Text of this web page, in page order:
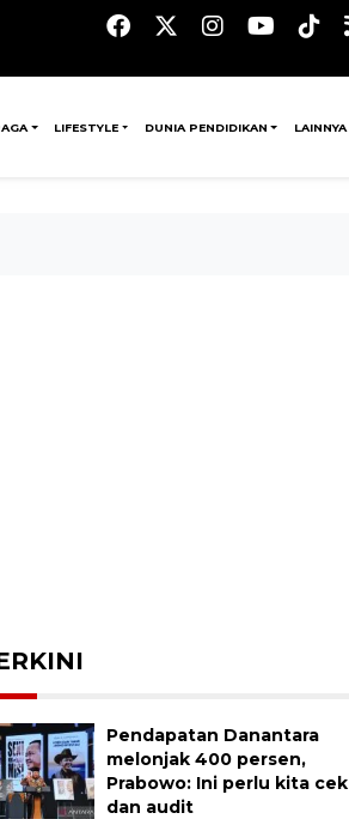
LIFESTYLE DUNIA PENDIDIKAN LAINNYA
Pendapatan Danantara
melonjak 400 persen,
Prabowo: Ini perlu kita cek
dan audit